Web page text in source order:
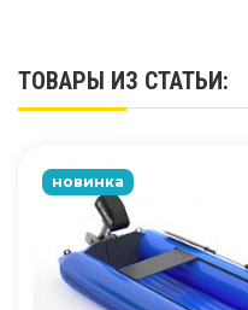
ТОВАРЫ ИЗ СТАТЬИ:
новинка